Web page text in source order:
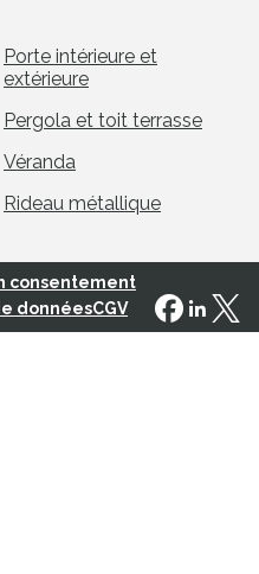
Porte intérieure et
extérieure
Pergola et toit terrasse
Véranda
Rideau métallique
consentement
donnéesCGV